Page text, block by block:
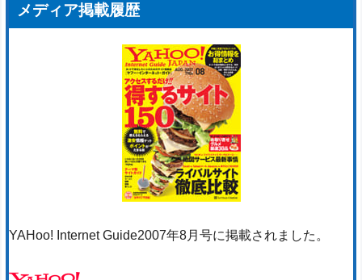
メディア掲載履歴
YAHoo! Internet Guide2007年8月号に掲載されました。